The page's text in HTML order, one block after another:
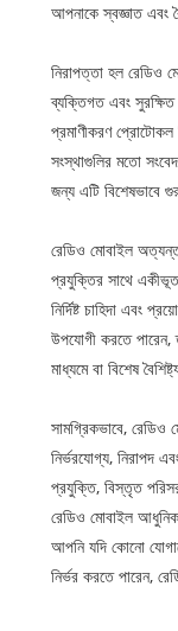
আপনাকে স্বজ্ঞাত এবং
নিরাপত্তা হল রেডিও
ব্যক্তিগত এবং সুরক্ষিত
প্রমাণীকরণ প্রোটোকল
সংস্থাগুলির মতো
জন্য এটি বিশেষভাবে
রেডিও মোবাইল
প্রযুক্তির সাথে
নির্দিষ্ট চাহিদা এবং
উপযোগী করতে পারেন,
মাধ্যমে বা বিশেষ
সামগ্রিকভাবে, রেডিও
নির্ভরযোগ্য, নিরাপদ
প্রযুক্তি, বিস্তৃত
রেডিও মোবাইল আধুনিক
আপনি যদি কোনো
নির্ভর করতে পারেন,